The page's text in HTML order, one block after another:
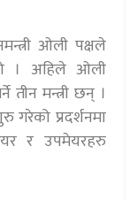
ओली पक्षले
। अहिले ओली
तीन मन्त्री छन् ।
प्रदर्शनमा
र उपमेयरहरु